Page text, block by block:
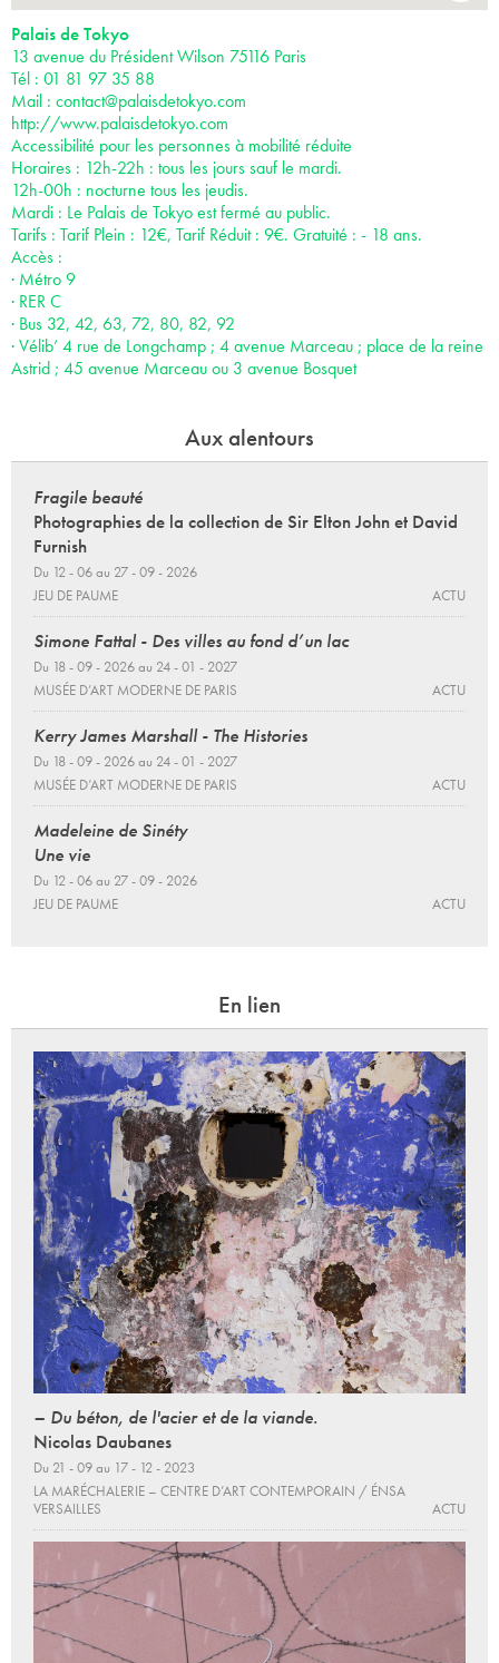
Palais de Tokyo
13 avenue du Président Wilson 75116 Paris
Tél : 01 81 97 35 88
Mail : contact@palaisdetokyo.com
http://www.palaisdetokyo.com
Accessibilité pour les personnes à mobilité réduite
Horaires : 12h-22h : tous les jours sauf le mardi.
12h-00h : nocturne tous les jeudis.
Mardi : Le Palais de Tokyo est fermé au public.
Tarifs : Tarif Plein : 12€, Tarif Réduit : 9€. Gratuité : - 18 ans.
Accès :
· Métro 9
· RER C
· Bus 32, 42, 63, 72, 80, 82, 92
· Vélib’ 4 rue de Longchamp ; 4 avenue Marceau ; place de la reine
Astrid ; 45 avenue Marceau ou 3 avenue Bosquet
Aux alentours
Fragile beauté
Photographies de la collection de Sir Elton John et David
Furnish
Du 12 - 06 au 27 - 09 - 2026
JEU DE PAUME
ACTU
Simone Fattal - Des villes au fond d’un lac
Du 18 - 09 - 2026 au 24 - 01 - 2027
MUSÉE D’ART MODERNE DE PARIS
ACTU
Kerry James Marshall - The Histories
Du 18 - 09 - 2026 au 24 - 01 - 2027
MUSÉE D’ART MODERNE DE PARIS
ACTU
Madeleine de Sinéty
Une vie
Du 12 - 06 au 27 - 09 - 2026
JEU DE PAUME
ACTU
En lien
– Du béton, de l'acier et de la viande.
Nicolas Daubanes
Du 21 - 09 au 17 - 12 - 2023
LA MARÉCHALERIE – CENTRE D’ART CONTEMPORAIN / ÉNSA
VERSAILLES
ACTU